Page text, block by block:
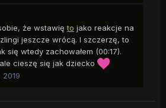
że wstawięto jako reakcje na
jeszcze wrócą. I szczerzę, to
się wtedy zachowałem (00:17).
cieszę się jak dziecko